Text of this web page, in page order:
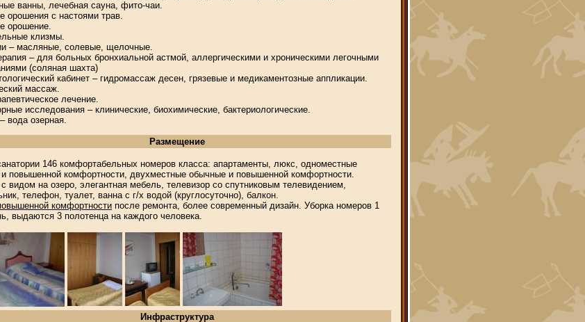
ванны, лечебная сауна, фито-чаи.
орошения с настоями трав.
орошение.
клизмы.
– масляные, солевые, щелочные.
– для больных бронхиальной астмой, аллергическими и хроническими легочными
(соляная шахта)
кабинет – гидромассаж десен, грязевые и медикаментозные аппликации.
массаж.
лечение.
исследования – клинические, биохимические, бактериологические.
вода озерная.
Размещение
146 комфортабельных номеров класса: апартаменты, люкс, одноместные
повышенной комфортности, двухместные обычные и повышенной комфортности.
с видом на озеро, элегантная мебель, телевизор со спутниковым телевидением,
телефон, туалет, ванна с г/х водой (круглосуточно), балкон.
комфортности после ремонта, более современный дизайн. Уборка номеров 1
выдаются 3 полотенца на каждого человека.
Инфраструктура